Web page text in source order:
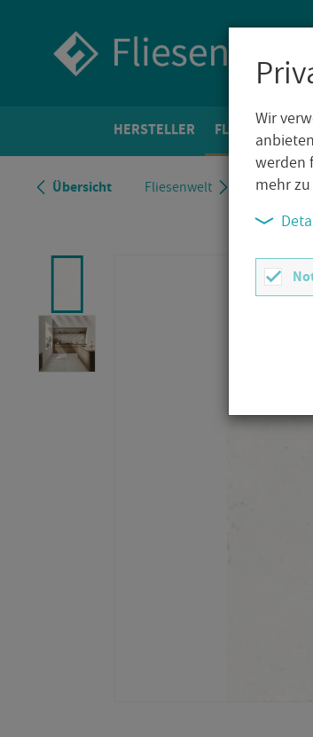
Wir
werden
mehr
HER­STEL­LER FLIE­SEN­WELT
Über­sicht Flie­sen­welt Edi­max